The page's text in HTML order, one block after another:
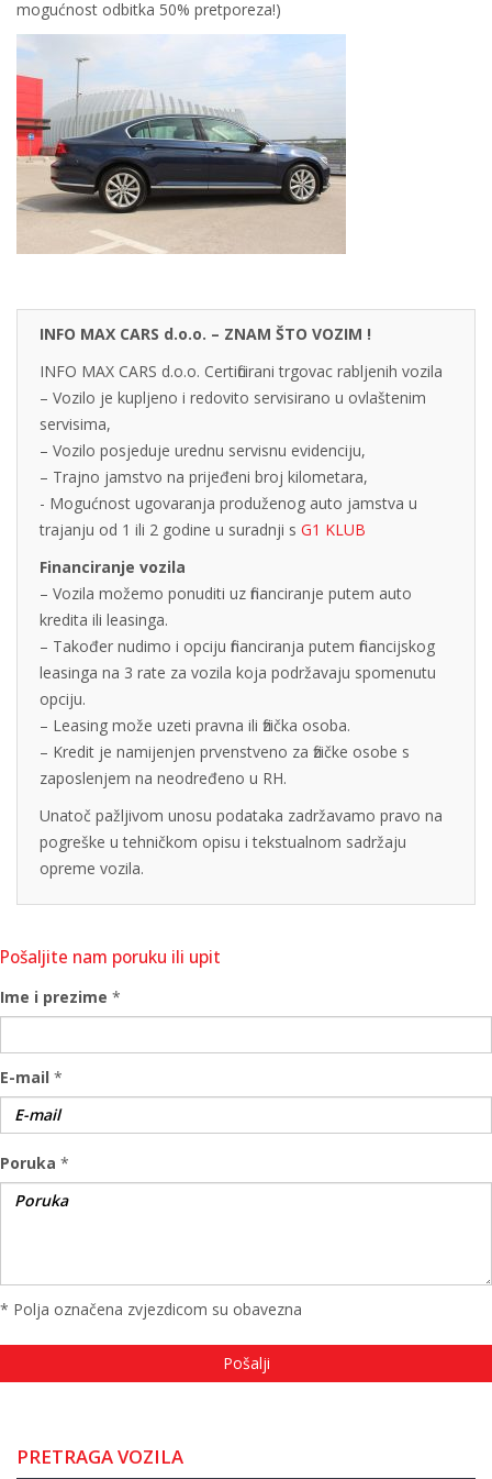
mogućnost odbitka 50% pretporeza!)
INFO MAX CARS d.o.o. – ZNAM ŠTO VOZIM !
INFO MAX CARS d.o.o. Certificirani trgovac rabljenih vozila
– Vozilo je kupljeno i redovito servisirano u ovlaštenim
servisima,
– Vozilo posjeduje urednu servisnu evidenciju,
– Trajno jamstvo na prijeđeni broj kilometara,
- Mogućnost ugovaranja produženog auto jamstva u
trajanju od 1 ili 2 godine u suradnji s G1 KLUB
Financiranje vozila
– Vozila možemo ponuditi uz financiranje putem auto
kredita ili leasinga.
– Također nudimo i opciju financiranja putem financijskog
leasinga na 3 rate za vozila koja podržavaju spomenutu
opciju.
– Leasing može uzeti pravna ili fizička osoba.
– Kredit je namijenjen prvenstveno za fizičke osobe s
zaposlenjem na neodređeno u RH.
Unatoč pažljivom unosu podataka zadržavamo pravo na
pogreške u tehničkom opisu i tekstualnom sadržaju
opreme vozila.
Pošaljite nam poruku ili upit
Ime i prezime *
E-mail *
Poruka *
* Polja označena zvjezdicom su obavezna
PRETRAGA VOZILA